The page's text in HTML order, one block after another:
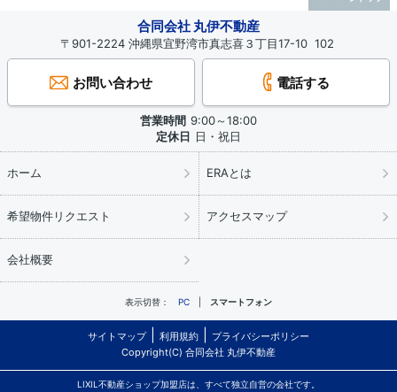
合同会社 丸伊不動産
〒901-2224 沖縄県宜野湾市真志喜３丁目17-10 102
お問い合わせ 電話する
営業時間 9:00～18:00
定休日 日・祝日
ホーム ERAとは
希望物件リクエスト アクセスマップ
会社概要
表示切替： PC スマートフォン
サイトマップ 利用規約
プライバシーポリシー
Copyright(C) 合同会社 丸伊不動産
LIXIL不動産ショップ加盟店は、すべて独立自営の会社です。